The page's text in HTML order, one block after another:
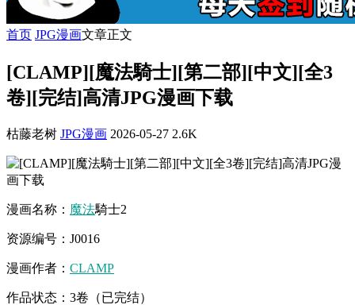
首页 JPG漫画文章正文
[CLAMP][魔法騎士][第二部][中文][全3
卷][完结]高清JPG漫画下载
枯藤老树 JPG漫画 2026-05-27 2.6K
漫画名称： 魔法騎士2
资源编号：J0016
漫画作者： CLAMP
作品状态：3卷（已完结）